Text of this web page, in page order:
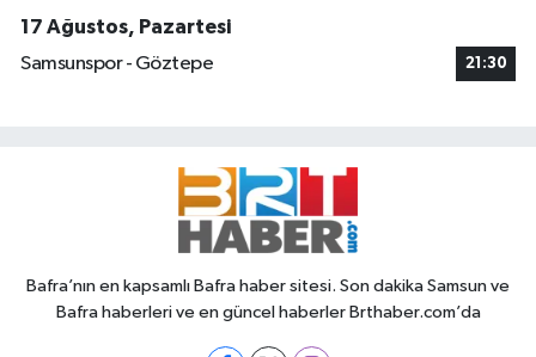
17 Ağustos, Pazartesi
Samsunspor - Göztepe
21:30
Bafra’nın en kapsamlı Bafra haber sitesi. Son dakika Samsun ve
Bafra haberleri ve en güncel haberler Brthaber.com’da